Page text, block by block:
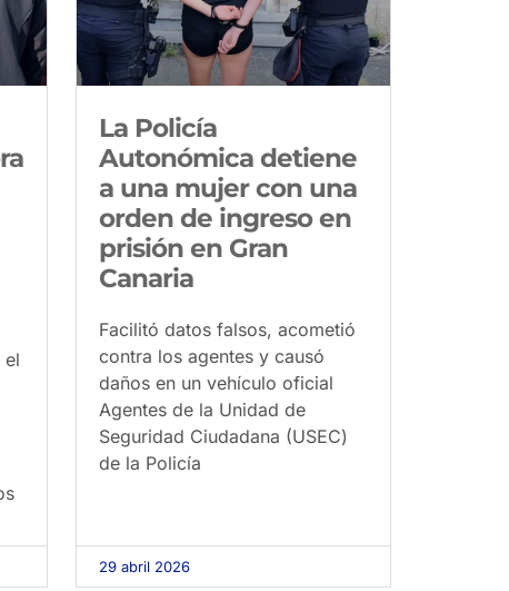
el
La Policía
Autonómica detiene
a una mujer con una
orden de ingreso en
prisión en Gran
Canaria
Facilitó datos falsos, acometió
contra los agentes y causó
daños en un vehículo oficial
Agentes de la Unidad de
Seguridad Ciudadana (USEC)
de la Policía
29 abril 2026